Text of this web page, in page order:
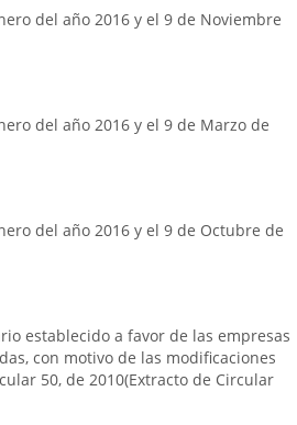
del año 2016 y el 9 de Noviembre
del año 2016 y el 9 de Marzo de
del año 2016 y el 9 de Octubre de
establecido a favor de las empresas
con motivo de las modificaciones
50, de 2010(Extracto de Circular